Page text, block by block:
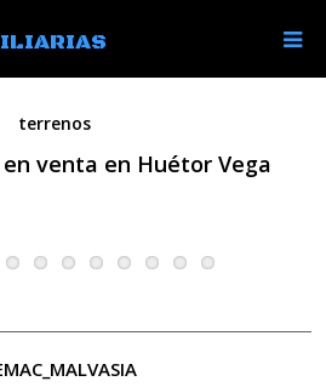
terrenos
venta en Huétor Vega